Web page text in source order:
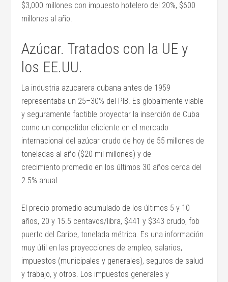
$3,000 millones con impuesto hotelero del 20%, $600
millones al año.
Azúcar. Tratados con la UE y
los EE.UU.
La industria azucarera cubana antes de 1959
representaba un 25–30% del PIB. Es globalmente viable
y seguramente factible proyectar la inserción de Cuba
como un competidor eficiente en el mercado
internacional del azúcar crudo de hoy de 55 millones de
toneladas al año ($20 mil millones) y de
crecimiento promedio en los últimos 30 años cerca del
2.5% anual.
El precio promedio acumulado de los últimos 5 y 10
años, 20 y 15.5 centavos/libra, $441 y $343 crudo, fob
puerto del Caribe, tonelada métrica. Es una información
muy útil en las proyecciones de empleo, salarios,
impuestos (municipales y generales), seguros de salud
y trabajo, y otros. Los impuestos generales y